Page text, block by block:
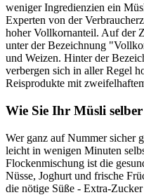
weniger Ingredienzien ein
Experten von der
hoher Vollkornanteil. Auf der
unter der Bezeichnung
und Weizen. Hinter der
verbergen sich in aller Regel
Reisprodukte mit
Wie Sie Ihr Müsli selber
Wer ganz auf Nummer sicher
leicht in wenigen Minuten
Flockenmischung ist die
Nüsse, Joghurt und frische
die nötige Süße - Extra-